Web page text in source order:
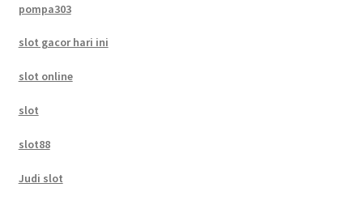
pompa303
slot gacor hari ini
slot online
slot
slot88
Judi slot